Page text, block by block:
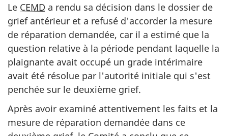
Le CEMD a rendu sa décision dans le dossier de
grief antérieur et a refusé d'accorder la mesure
de réparation demandée, car il a estimé que la
question relative à la période pendant laquelle la
plaignante avait occupé un grade intérimaire
avait été résolue par l'autorité initiale qui s'est
penchée sur le deuxième grief.
Après avoir examiné attentivement les faits et la
mesure de réparation demandée dans ce